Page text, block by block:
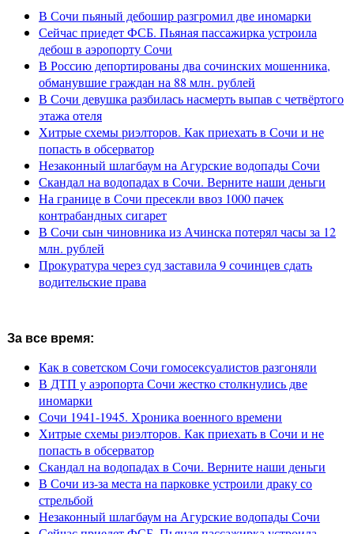
В Сочи пьяный дебошир разгромил две иномарки
Сейчас приедет ФСБ. Пьяная пассажирка устроила
дебош в аэропорту Сочи
В Россию депортированы два сочинских мошенника,
обманувшие граждан на 88 млн. рублей
В Сочи девушка разбилась насмерть выпав с четвёртого
этажа отеля
Хитрые схемы риэлторов. Как приехать в Сочи и не
попасть в обсерватор
Незаконный шлагбаум на Агурские водопады Сочи
Скандал на водопадах в Сочи. Верните наши деньги
На границе в Сочи пресекли ввоз 1000 пачек
контрабандных сигарет
В Сочи сын чиновника из Ачинска потерял часы за 12
млн. рублей
Прокуратура через суд заставила 9 сочинцев сдать
водительские права
За все время:
Как в советском Сочи гомосексуалистов разгоняли
В ДТП у аэропорта Сочи жестко столкнулись две
иномарки
Сочи 1941-1945. Хроника военного времени
Хитрые схемы риэлторов. Как приехать в Сочи и не
попасть в обсерватор
Скандал на водопадах в Сочи. Верните наши деньги
В Сочи из-за места на парковке устроили драку со
стрельбой
Незаконный шлагбаум на Агурские водопады Сочи